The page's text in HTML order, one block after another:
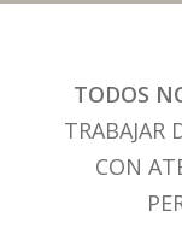
TODOS
TRABAJAR
CON